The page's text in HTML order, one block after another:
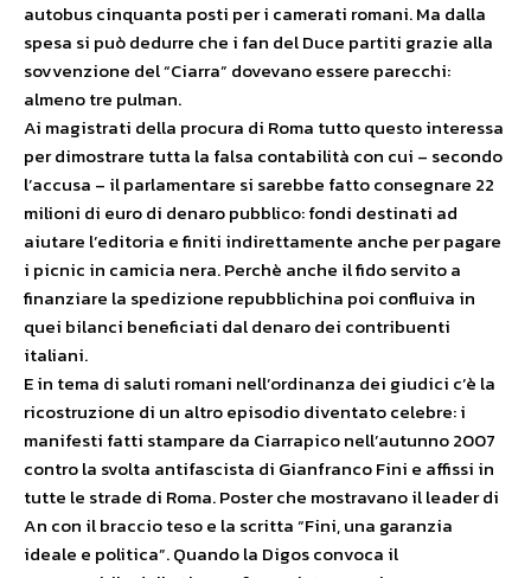
autobus cinquanta posti per i camerati romani. Ma dalla
spesa si può dedurre che i fan del Duce partiti grazie alla
sovvenzione del “Ciarra” dovevano essere parecchi:
almeno tre pulman.
Ai magistrati della procura di Roma tutto questo interessa
per dimostrare tutta la falsa contabilità con cui – secondo
l’accusa – il parlamentare si sarebbe fatto consegnare 22
milioni di euro di denaro pubblico: fondi destinati ad
aiutare l’editoria e finiti indirettamente anche per pagare
i picnic in camicia nera. Perchè anche il fido servito a
finanziare la spedizione repubblichina poi confluiva in
quei bilanci beneficiati dal denaro dei contribuenti
italiani.
E in tema di saluti romani nell’ordinanza dei giudici c’è la
ricostruzione di un altro episodio diventato celebre: i
manifesti fatti stampare da Ciarrapico nell’autunno 2007
contro la svolta antifascista di Gianfranco Fini e affissi in
tutte le strade di Roma. Poster che mostravano il leader di
An con il braccio teso e la scritta “Fini, una garanzia
ideale e politica”. Quando la Digos convoca il